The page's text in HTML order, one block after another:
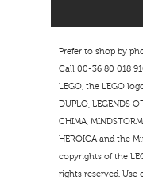
Prefer to shop by
Call 00-36 80 018
LEGO, the LEGO
DUPLO, LEGENDS OF
CHIMA,
HEROICA and the
copyrights of the
rights reserved.